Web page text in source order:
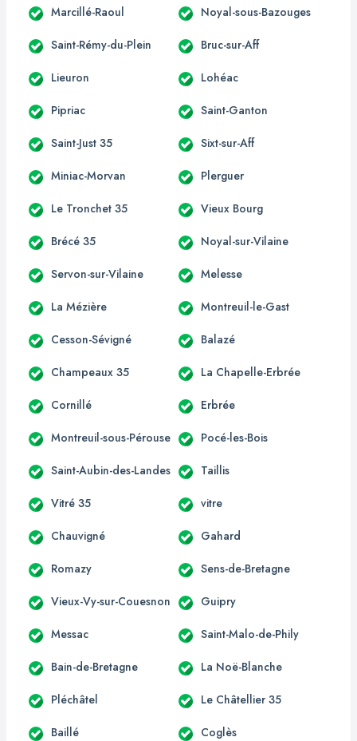
Marcillé-Raoul Noyal-sous-Bazouges
Saint-Rémy-du-Plein Bruc-sur-Aff
Lieuron Lohéac
Pipriac Saint-Ganton
Saint-Just 35 Sixt-sur-Aff
Miniac-Morvan Plerguer
Le Tronchet 35 Vieux Bourg
Brécé 35 Noyal-sur-Vilaine
Servon-sur-Vilaine Melesse
La Mézière Montreuil-le-Gast
Cesson-Sévigné Balazé
Champeaux 35 La Chapelle-Erbrée
Cornillé Erbrée
Montreuil-sous-Pérouse Pocé-les-Bois
Saint-Aubin-des-Landes Taillis
Vitré 35 vitre
Chauvigné Gahard
Romazy Sens-de-Bretagne
Vieux-Vy-sur-Couesnon Guipry
Messac Saint-Malo-de-Phily
Bain-de-Bretagne La Noë-Blanche
Pléchâtel Le Châtellier 35
Baillé Coglès